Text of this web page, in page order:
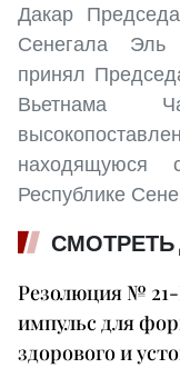
Дакар
Сенегала Эль
принял
Республике
СМОТРЕТЬ
Резолюция №
импульс для
здорового и